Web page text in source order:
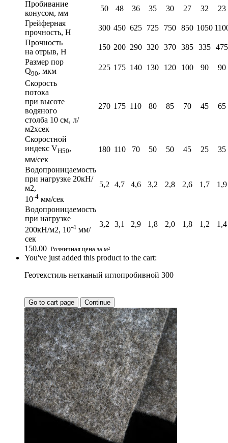
Пробивание
конусом, мм
50 48 36 35 30 27 32
23
Грейферная
прочность, Н
300 450 625 725 750 850 1050
Прочность
на отрыв, Н
150 200 290 320 370 385 335 475
Размер пор
Q90, мкм 225 175 140 130 120 100 90
90
Скорость
потока
при высоте
водяного
столба 10 см, л/
м2хсек
270 175 110 80 85 70 45 65
Скоростной
индекс VH50,
мм/сек
180 110 70 50 50 45 25 35
Водопроницаемость
при нагрузке 20кН/
м2,
10-4 мм/сек
5,2 4,7 4,6 3,2 2,8 2,6 1,7 1,9
Водопроницаемость
при нагрузке
200кН/м2, 10-4 мм/
сек
3,2 3,1 2,9 1,8 2,0 1,8 1,2 1,4
150.00 Розничная цена за м²
You've just added this product to the cart:
Геотекстиль нетканый иглопробивной 300
Go to cart page Continue